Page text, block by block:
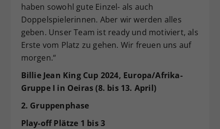
haben sowohl gute Einzel- als auch
Doppelspielerinnen. Aber wir werden alles
geben. Unser Team ist ready und motiviert, als
Erste vom Platz zu gehen. Wir freuen uns auf
morgen.“
Billie Jean King Cup 2024, Europa/Afrika-
Gruppe I in Oeiras (8. bis 13. April)
2. Gruppenphase
Play-off Plätze 1 bis 3